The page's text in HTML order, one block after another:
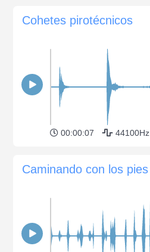
Cohetes pirotécnicos
00:00:07 44100Hz